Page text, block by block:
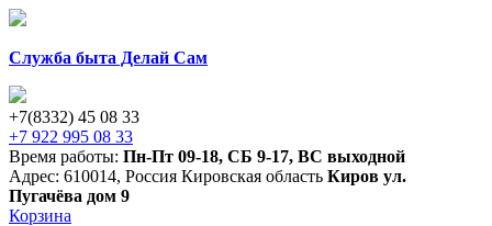
Служба быта Делай Сам
+7(8332) 45 08 33
+7 922 995 08 33
Время работы: Пн-Пт 09-18, СБ 9-17, ВС выходной
Адрес: 610014, Россия Кировская область Киров ул.
Пугачёва дом 9
Корзина